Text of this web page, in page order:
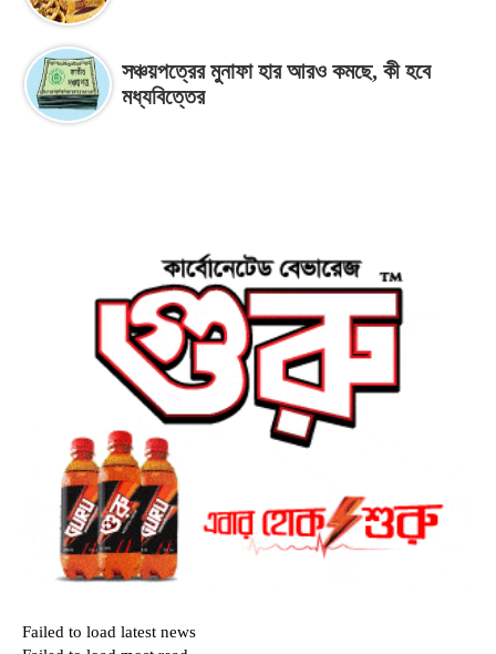
সঞ্চয়পত্রের মুনাফা হার আরও কমছে, কী হবে
মধ্যবিত্তের
Failed to load latest news